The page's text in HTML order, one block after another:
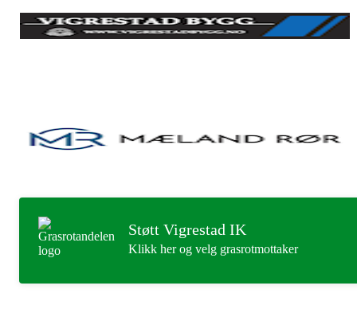
Støtt Vigrestad IK
Klikk her og velg grasrotmottaker